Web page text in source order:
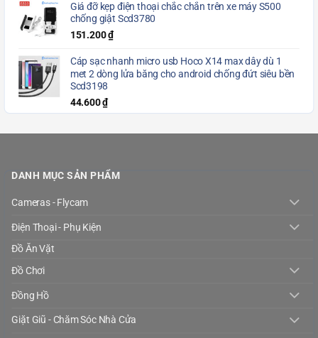
Giá đỡ kẹp điện thoại chắc chắn trên xe máy S500
chống giật Scd3780
151.200₫
Cáp sạc nhanh micro usb Hoco X14 max dây dù 1
met 2 dòng lửa băng cho android chống đứt siêu bền
Scd3198
44.600₫
DANH MỤC SẢN PHẨM
Cameras - Flycam
Điện Thoại - Phụ Kiện
Đồ Ăn Vặt
Đồ Chơi
Đồng Hồ
Giặt Giũ - Chăm Sóc Nhà Cửa